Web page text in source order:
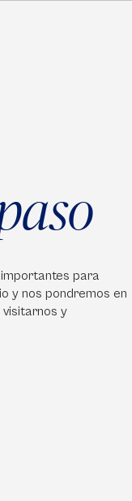
para
y nos pondremos en
visitarnos y